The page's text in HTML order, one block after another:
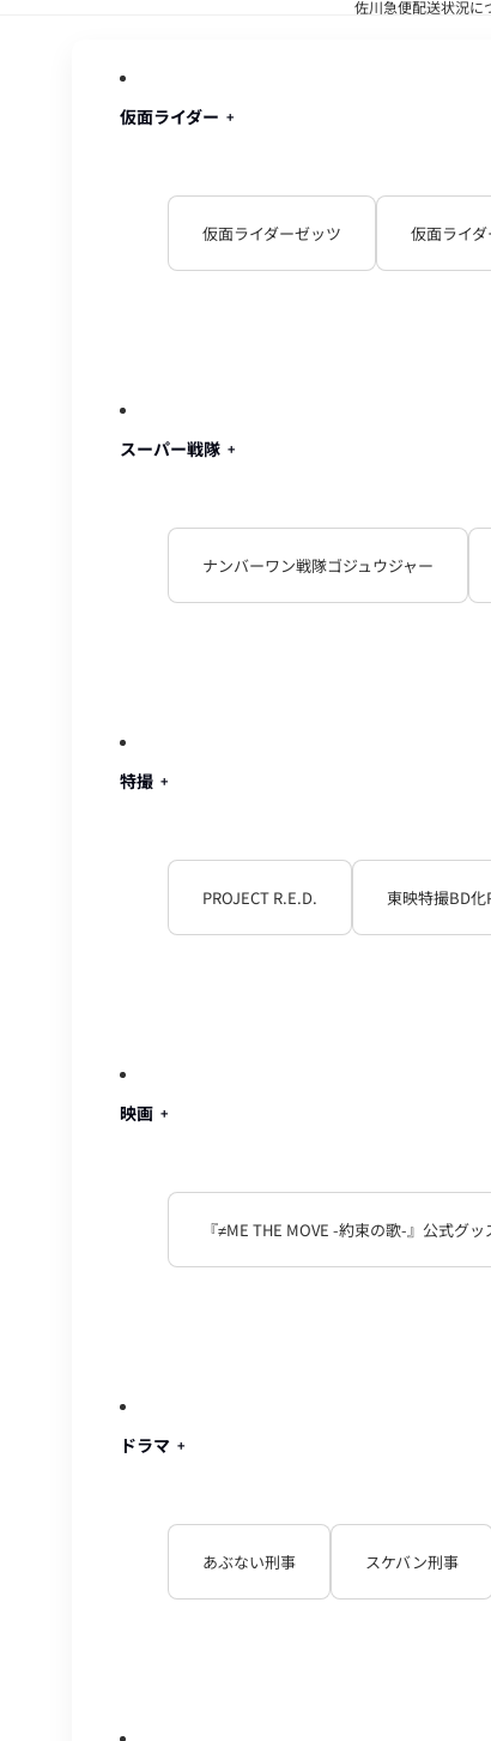
佐川急便配送状況に
佐川
仮面ライダー
仮面ライダーゼッツ 仮面ライ
スーパー戦隊
ナンバーワン戦隊ゴジュウジャー
特撮
PROJECT R.E.D. 東映特撮BD化
映画
『≠ME THE MOVE -約束の歌-』公式グッ
ドラマ
あぶない刑事 スケバン刑事